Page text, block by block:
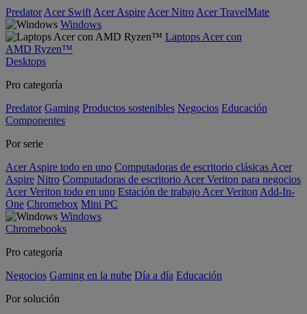
Predator Acer Swift Acer Aspire Acer Nitro Acer TravelMate
Windows
Laptops Acer con
AMD Ryzen™
Desktops
Pro categoría
Predator Gaming Productos sostenibles Negocios Educación
Componentes
Por serie
Acer Aspire todo en uno Computadoras de escritorio clásicas Acer
Aspire Nitro Computadoras de escritorio Acer Veriton para negocios
Acer Veriton todo en uno Estación de trabajo Acer Veriton Add-In-
One Chromebox Mini PC
Windows
Chromebooks
Pro categoría
Negocios Gaming en la nube Día a día Educación
Por solución